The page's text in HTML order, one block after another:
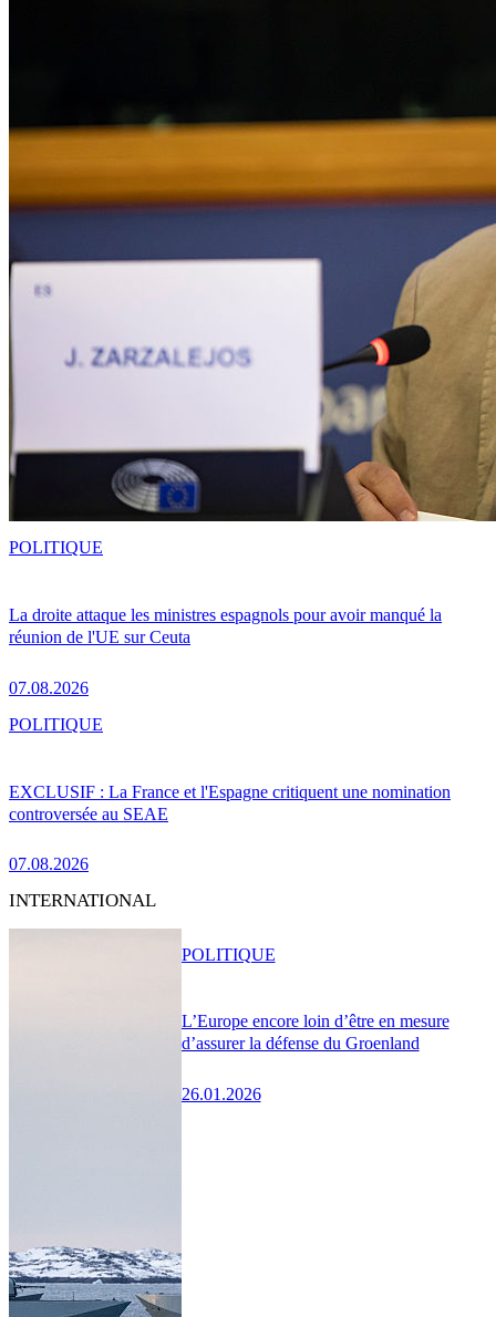
La droite attaque les ministres espagnols pour avoir manqué la
réunion de l'UE sur Ceuta
07.08.2026
POLITIQUE
EXCLUSIF : La France et l'Espagne critiquent une nomination
controversée au SEAE
07.08.2026
POLITIQUE
INTERNATIONAL
L’Europe encore loin d’être en mesure
d’assurer la défense du Groenland
26.01.2026
POLITIQUE